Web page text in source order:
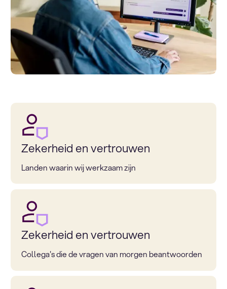
Zekerheid en vertrouwen
Landen waarin wij werkzaam zijn
Zekerheid en vertrouwen
Collega's die de vragen van morgen beantwoorden